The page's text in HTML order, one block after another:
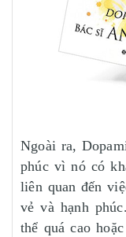
Ngoài ra,
phúc vì nó có
liên quan đến
vẻ và hạnh
thể quá cao